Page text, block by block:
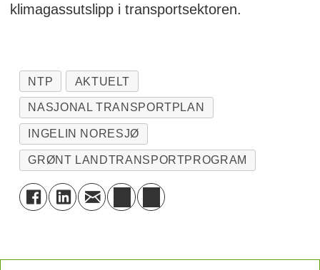
klimagassutslipp i transportsektoren.
NTP AKTUELT
NASJONAL TRANSPORTPLAN
INGELIN NORESJØ
GRØNT LANDTRANSPORTPROGRAM